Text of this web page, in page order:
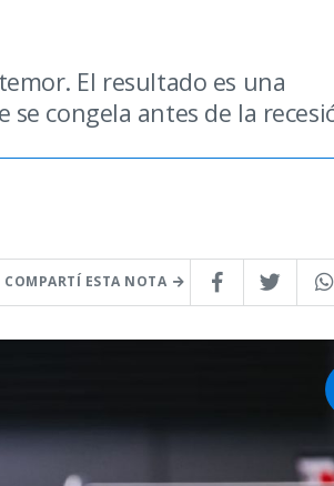
El resultado es una
congela antes de la
COMPARTÍ ESTA NOTA